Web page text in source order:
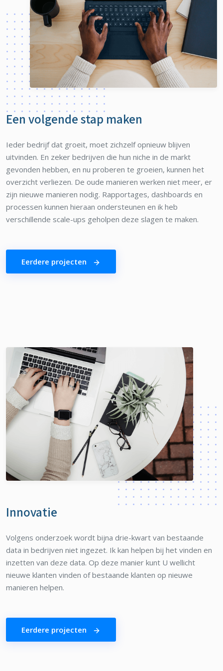
Een volgende stap maken
Ieder bedrijf dat groeit, moet zichzelf opnieuw blijven
uitvinden. En zeker bedrijven die hun niche in de markt
gevonden hebben, en nu proberen te groeien, kunnen het
overzicht verliezen. De oude manieren werken niet meer, er
zijn nieuwe manieren nodig. Rapportages, dashboards en
processen kunnen hieraan ondersteunen en ik heb
verschillende scale-ups geholpen deze slagen te maken.
Eerdere projecten
Innovatie
Volgens onderzoek wordt bijna drie-kwart van bestaande
data in bedrijven niet ingezet. Ik kan helpen bij het vinden en
inzetten van deze data. Op deze manier kunt U wellicht
nieuwe klanten vinden of bestaande klanten op nieuwe
manieren helpen.
Eerdere projecten